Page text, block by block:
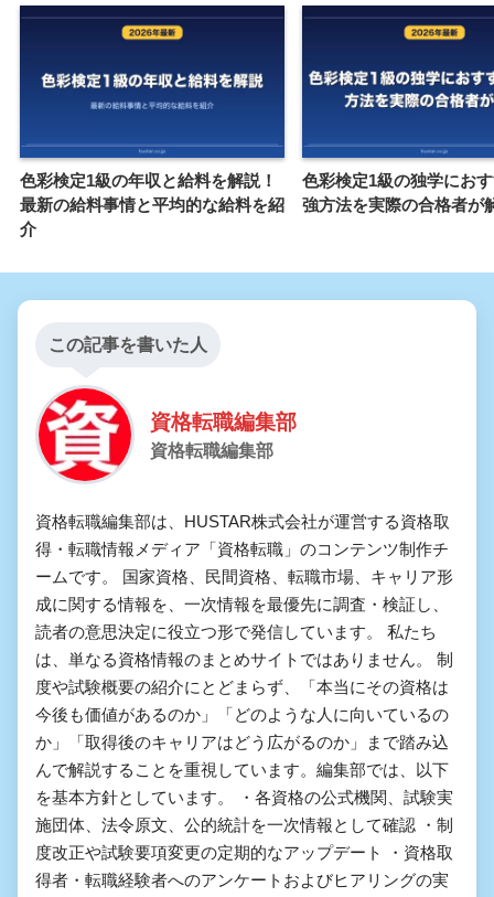
色彩検定1級の年収と給料を解説！
最新の給料事情と平均的な給料を紹
介
色彩検定1級の独学にお
強方法を実際の合格者が
この記事を書いた人
資格転職編集部
資格転職編集部
資格転職編集部は、HUSTAR株式会社が運営する資格取
得・転職情報メディア「資格転職」のコンテンツ制作チ
ームです。 国家資格、民間資格、転職市場、キャリア形
成に関する情報を、一次情報を最優先に調査・検証し、
読者の意思決定に役立つ形で発信しています。 私たち
は、単なる資格情報のまとめサイトではありません。 制
度や試験概要の紹介にとどまらず、「本当にその資格は
今後も価値があるのか」「どのような人に向いているの
か」「取得後のキャリアはどう広がるのか」まで踏み込
んで解説することを重視しています。編集部では、以下
を基本方針としています。 ・各資格の公式機関、試験実
施団体、法令原文、公的統計を一次情報として確認 ・制
度改正や試験要項変更の定期的なアップデート ・資格取
得者・転職経験者へのアンケートおよびヒアリングの実